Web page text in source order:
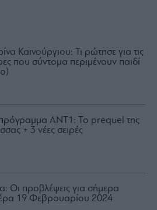
Καινούργιου: Τι ρώτησε για τις
που σύντομα περιμένουν παιδί
ΑΝΤ1: Το prequel της
+ 3 νέες σειρές
Οι προβλέψεις για σήμερα
19 Φεβρουαρίου 2024